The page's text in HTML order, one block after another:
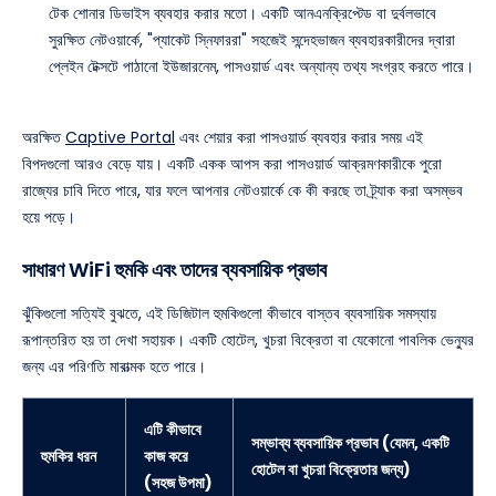
টেক শোনার ডিভাইস ব্যবহার করার মতো। একটি আনএনক্রিপ্টেড বা দুর্বলভাবে
সুরক্ষিত নেটওয়ার্কে, "প্যাকেট স্নিফাররা" সহজেই সন্দেহভাজন ব্যবহারকারীদের দ্বারা
প্লেইন টেক্সটে পাঠানো ইউজারনেম, পাসওয়ার্ড এবং অন্যান্য তথ্য সংগ্রহ করতে পারে।
অরক্ষিতCaptive Portal এবং শেয়ার করা পাসওয়ার্ড ব্যবহার করার সময় এই
বিপদগুলো আরও বেড়ে যায়। একটি একক আপস করা পাসওয়ার্ড আক্রমণকারীকে পুরো
রাজ্যের চাবি দিতে পারে, যার ফলে আপনার নেটওয়ার্কে কে কী করছে তা ট্র্যাক করা অসম্ভব
হয়ে পড়ে।
সাধারণ WiFi হুমকি এবং তাদের ব্যবসায়িক প্রভাব
ঝুঁকিগুলো সত্যিই বুঝতে, এই ডিজিটাল হুমকিগুলো কীভাবে বাস্তব ব্যবসায়িক সমস্যায়
রূপান্তরিত হয় তা দেখা সহায়ক। একটি হোটেল, খুচরা বিক্রেতা বা যেকোনো পাবলিক ভেন্যুর
জন্য এর পরিণতি মারাত্মক হতে পারে।
হুমকির ধরন
এটি কীভাবে
কাজ করে
(সহজ উপমা)
সম্ভাব্য ব্যবসায়িক প্রভাব (যেমন, একটি
হোটেল বা খুচরা বিক্রেতার জন্য)